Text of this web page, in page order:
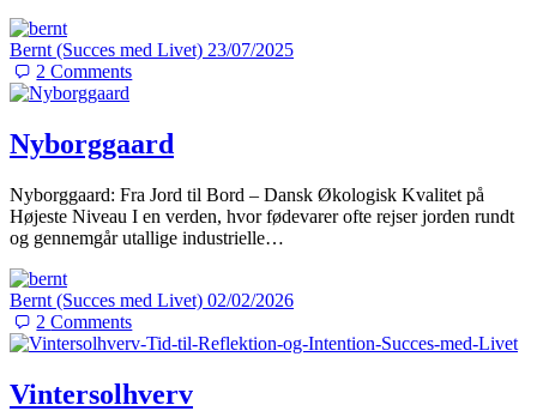
Bernt (Succes med Livet) 23/07/2025
2Comments
Nyborggaard
Nyborggaard: Fra Jord til Bord – Dansk Økologisk Kvalitet på
Højeste Niveau I en verden, hvor fødevarer ofte rejser jorden rundt
og gennemgår utallige industrielle…
Bernt (Succes med Livet) 02/02/2026
2Comments
Vintersolhverv